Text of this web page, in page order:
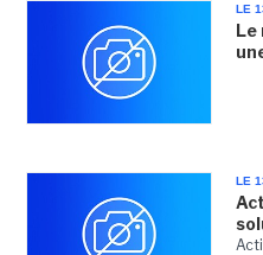
LE
Le
LE